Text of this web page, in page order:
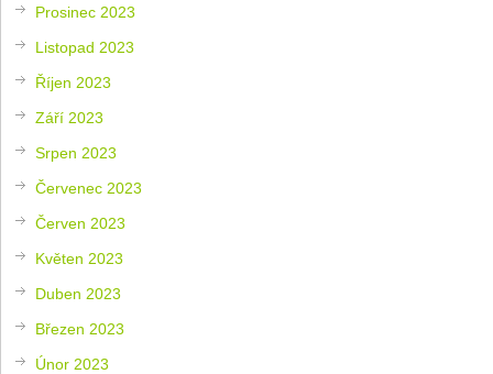
Prosinec 2023
Listopad 2023
Říjen 2023
Září 2023
Srpen 2023
Červenec 2023
Červen 2023
Květen 2023
Duben 2023
Březen 2023
Únor 2023